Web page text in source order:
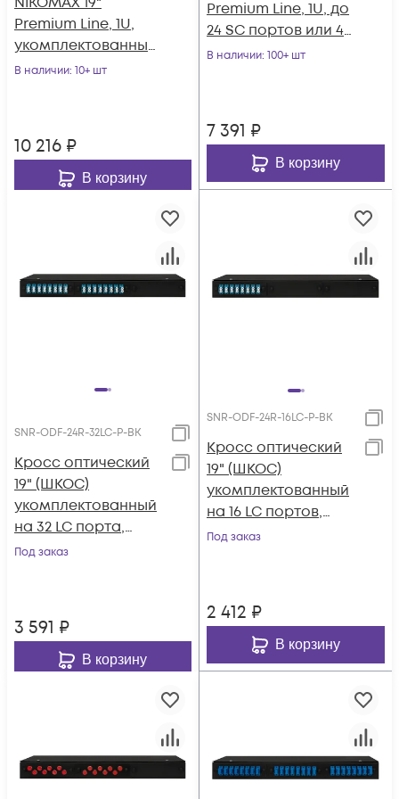
Premium Line, 1U,
укомплектованный
на 8 портов SC/UPC
выдвижной
В наличии: 10+ шт
10 216 ₽
В корзину
Premium Line, 1U, до
24 SC портов или 48
LC портов,
В наличии: 100+ шт
7 391 ₽
В корзину
SNR-ODF-24R-32LC-P-BK
Кросс оптический
19" (ШКОС)
укомплектованный
на 32 LC порта,
черный (комплект с
Под заказ
3 591 ₽
В корзину
SNR-ODF-24R-16LC-P-BK
Кросс оптический
19" (ШКОС)
укомплектованный
на 16 LC портов,
черный (комплект с
Под заказ
2 412 ₽
В корзину